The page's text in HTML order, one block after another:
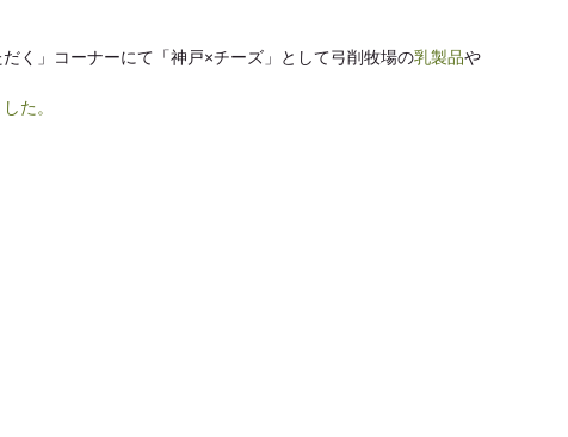
く」コーナーにて「神戸×チーズ」として弓削牧場の乳製品や
た。